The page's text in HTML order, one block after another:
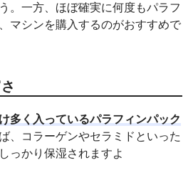
。一方、ほぼ確実に何度もパラフ
マシンを購入するのがおすすめで
多く入っているパラフィンパック
、コラーゲンやセラミドといった
っかり保湿されますよ